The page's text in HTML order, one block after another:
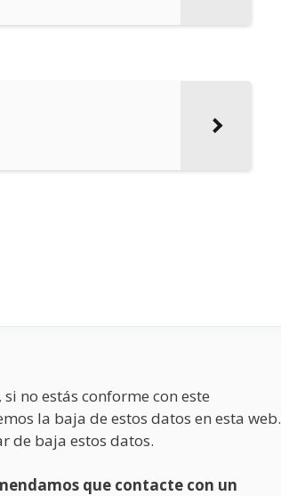
no estás conforme con este
la baja de estos datos en esta web.
de baja estos datos.
que contacte con un